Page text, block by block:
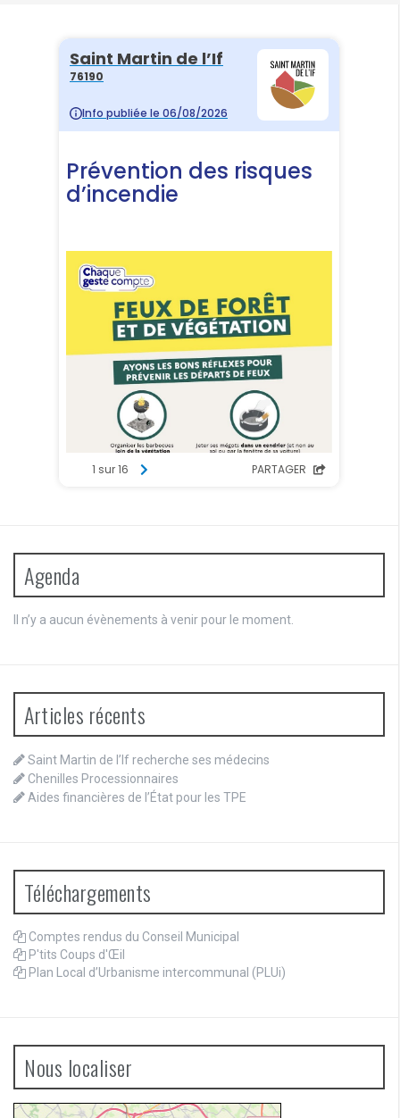
Agenda
Il n’y a aucun évènements à venir pour le moment.
Articles récents
Saint Martin de l’If recherche ses médecins
Chenilles Processionnaires
Aides financières de l’État pour les TPE
Téléchargements
Comptes rendus du Conseil Municipal
P'tits Coups d'Œil
Plan Local d’Urbanisme intercommunal (PLUi)
Nous localiser